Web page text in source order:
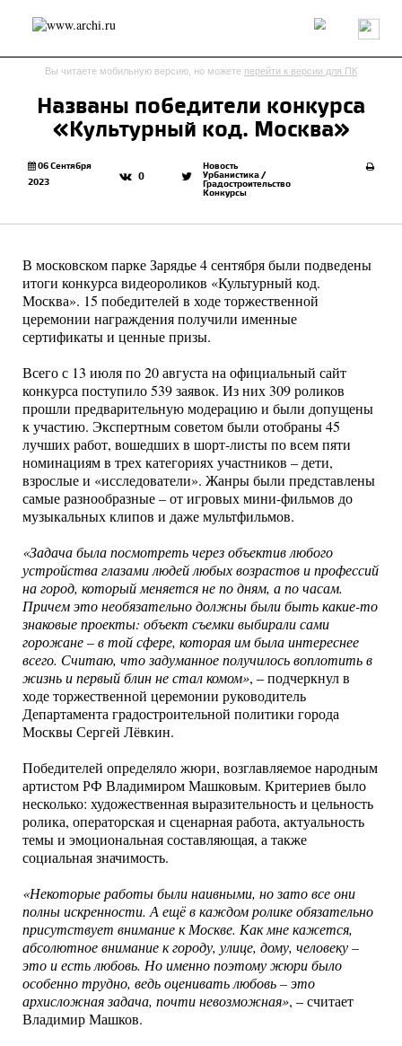
Россия Мир Технологии Интерьер Пресса
Архитекторы
send.project Анонсы конкурсов
Журнал
Исследование
Обзор
Результаты конкурса
Эко
Вы читаете мобильную версию, но можете перейти к версии для ПК
Названы победители конкурса
«Культурный код. Москва»
06 Сентября
2023
0
Новость
Урбанистика /
Градостроительство
Конкурсы
В московском парке Зарядье 4 сентября были подведены
итоги конкурса видеороликов «Культурный код.
Москва». 15 победителей в ходе торжественной
церемонии награждения получили именные
сертификаты и ценные призы.
Всего с 13 июля по 20 августа на официальный сайт
конкурса поступило 539 заявок. Из них 309 роликов
прошли предварительную модерацию и были допущены
к участию. Экспертным советом были отобраны 45
лучших работ, вошедших в шорт-листы по всем пяти
номинациям в трех категориях участников – дети,
взрослые и «исследователи». Жанры были представлены
самые разнообразные – от игровых мини-фильмов до
музыкальных клипов и даже мультфильмов.
«Задача была посмотреть через объектив любого
устройства глазами людей любых возрастов и профессий
на город, который меняется не по дням, а по часам.
Причем это необязательно должны были быть какие-то
знаковые проекты: объект съемки выбирали сами
горожане – в той сфере, которая им была интереснее
всего. Считаю, что задуманное получилось воплотить в
жизнь и первый блин не стал комом», – подчеркнул в
ходе торжественной церемонии руководитель
Департамента градостроительной политики города
Москвы Сергей Лёвкин.
Победителей определяло жюри, возглавляемое народным
артистом РФ Владимиром Машковым. Критериев было
несколько: художественная выразительность и цельность
ролика, операторская и сценарная работа, актуальность
темы и эмоциональная составляющая, а также
социальная значимость.
«Некоторые работы были наивными, но зато все они
полны искренности. А ещё в каждом ролике обязательно
присутствует внимание к Москве. Как мне кажется,
абсолютное внимание к городу, улице, дому, человеку –
это и есть любовь. Но именно поэтому жюри было
особенно трудно, ведь оценивать любовь – это
архисложная задача, почти невозможная», – считает
Владимир Машков.